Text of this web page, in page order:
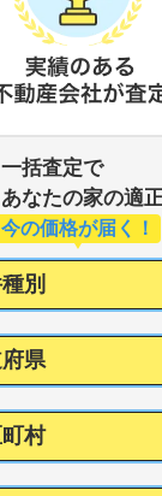
一括査定で
あなたの家の適
今の価格が届く！